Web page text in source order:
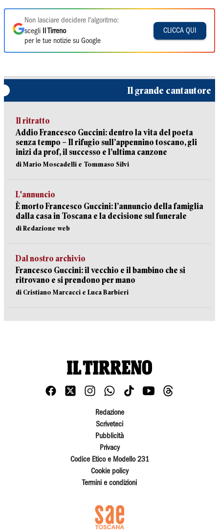
Non lasciare decidere l'algoritmo:
scegli
Il Tirreno
per le tue notizie su Google
CLICCA QUI
Il grande cantautore
Il ritratto
Addio Francesco Guccini: dentro la vita del poeta
senza tempo – Il rifugio sull’appennino toscano, gli
inizi da prof, il successo e l’ultima canzone
di Mario Moscadelli e Tommaso Silvi
L'annuncio
È morto Francesco Guccini: l’annuncio della famiglia
dalla casa in Toscana e la decisione sul funerale
di Redazione web
Dal nostro archivio
Francesco Guccini: il vecchio e il bambino che si
ritrovano e si prendono per mano
di Cristiano Marcacci e Luca Barbieri
Redazione
Scriveteci
Pubblicità
Privacy
Codice Etico e Modello 231
Cookie policy
Termini e condizioni